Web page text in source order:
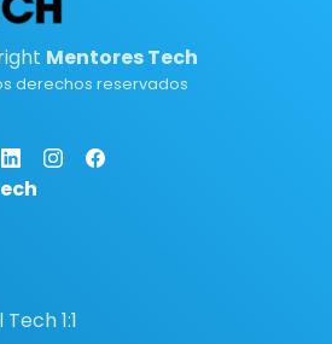
Mentores Tech
derechos reservados
1:1